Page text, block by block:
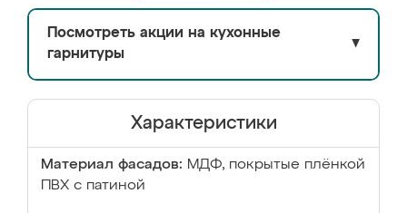
Посмотреть акции на кухонные
гарнитуры
▼
Характеристики
Материал фасадов: МДФ, покрытые плёнкой
ПВХ с патиной